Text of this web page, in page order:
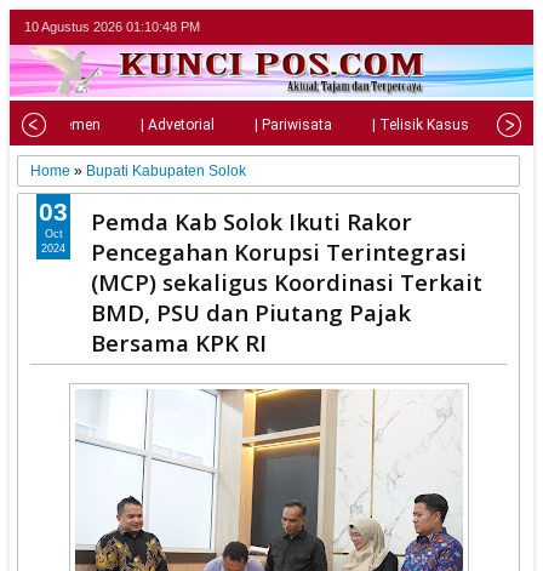
10 Agustus 2026 01:10:50 PM
| Parlemen | Advetorial | Pariwisata | Telisik Kasus |
Home » Bupati Kabupaten Solok
Pemda Kab Solok Ikuti Rakor
Pencegahan Korupsi Terintegrasi
(MCP) sekaligus Koordinasi Terkait
BMD, PSU dan Piutang Pajak
Bersama KPK RI
03
Oct
2024